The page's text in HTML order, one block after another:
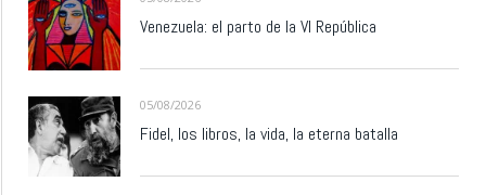
Venezuela: el parto de la VI República
05/08/2026
Fidel, los libros, la vida, la eterna batalla